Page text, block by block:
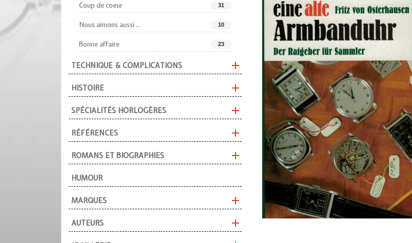
Coup de coeur 31
Nous aimons aussi ... 10
Bonne affaire 23
TECHNIQUE & COMPLICATIONS
HISTOIRE
SPÉCIALITÉS HORLOGÈRES
RÉFÉRENCES
ROMANS ET BIOGRAPHIES
HUMOUR
MARQUES
AUTEURS